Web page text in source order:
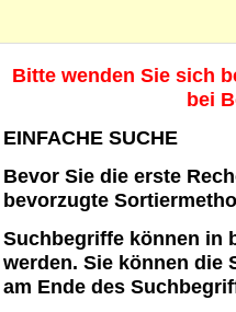
Bitte wenden Sie sich
bei
EINFACHE SUCHE
Bevor Sie die erste
bevorzugte
Suchbegriffe können in
werden. Sie können die
am Ende des